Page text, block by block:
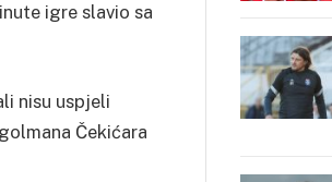
igre slavio sa
nisu uspjeli
Čekićara